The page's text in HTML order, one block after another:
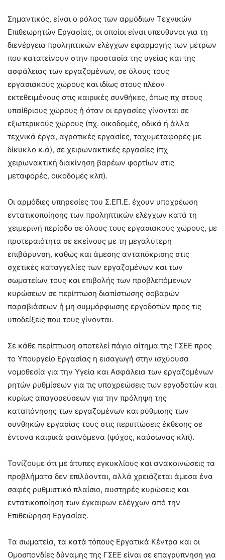
Σημαντικός, είναι ο ρόλος των αρμόδιων Τεχνικών
Επιθεωρητών Εργασίας, οι οποίοι είναι υπεύθυνοι για τη
διενέργεια προληπτικών ελέγχων εφαρμογής των μέτρων
που κατατείνουν στην προστασία της υγείας και της
ασφάλειας των εργαζομένων, σε όλους τους
εργασιακούς χώρους και ιδίως στους πλέον
εκτεθειμένους στις καιρικές συνθήκες, όπως πχ στους
υπαίθριους χώρους ή όταν οι εργασίες γίνονται σε
εξωτερικούς χώρους (πχ. οικοδομές, οδικά ή άλλα
τεχνικά έργα, αγροτικές εργασίες, ταχυμεταφορές με
δίκυκλο κ.ά), σε χειρωνακτικές εργασίες (πχ
χειρωνακτική διακίνηση βαρέων φορτίων στις
μεταφορές, οικοδομές κλπ).
Οι αρμόδιες υπηρεσίες του Σ.ΕΠ.Ε. έχουν υποχρέωση
εντατικοποίησης των προληπτικών ελέγχων κατά τη
χειμερινή περίοδο σε όλους τους εργασιακούς χώρους, με
προτεραιότητα σε εκείνους με τη μεγαλύτερη
επιβάρυνση, καθώς και άμεσης ανταπόκρισης στις
σχετικές καταγγελίες των εργαζομένων και των
σωματείων τους και επιβολής των προβλεπόμενων
κυρώσεων σε περίπτωση διαπίστωσης σοβαρών
παραβιάσεων ή μη συμμόρφωσης εργοδοτών προς τις
υποδείξεις που τους γίνονται.
Σε κάθε περίπτωση αποτελεί πάγιο αίτημα της ΓΣΕΕ προς
το Υπουργείο Εργασίας η εισαγωγή στην ισχύουσα
νομοθεσία για την Υγεία και Ασφάλεια των εργαζομένων
ρητών ρυθμίσεων για τις υποχρεώσεις των εργοδοτών και
κυρίως απαγορεύσεων για την πρόληψη της
καταπόνησης των εργαζομένων και ρύθμισης των
συνθηκών εργασίας τους στις περιπτώσεις έκθεσης σε
έντονα καιρικά φαινόμενα (ψύχος, καύσωνας κλπ).
Τονίζουμε ότι με άτυπες εγκυκλίους και ανακοινώσεις τα
προβλήματα δεν επιλύονται, αλλά χρειάζεται άμεσα ένα
σαφές ρυθμιστικό πλαίσιο, αυστηρές κυρώσεις και
εντατικοποίηση των έγκαιρων ελέγχων από την
Επιθεώρηση Εργασίας.
Τα σωματεία, τα κατά τόπους Εργατικά Κέντρα και οι
Ομοσπονδίες δύναμης της ΓΣΕΕ είναι σε επαγρύπνηση για